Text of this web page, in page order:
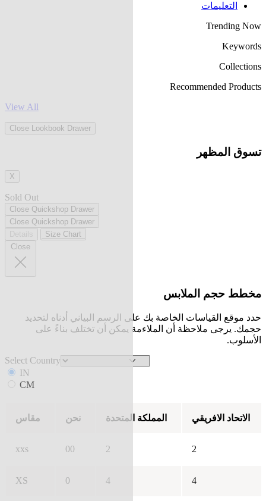
التعليمات
Trending Now
Keywords
Collections
Recommended Products
View All
Close Lookbook Drawer
تسوق المظهر
X
Sold Out
Close Quickshop Drawer
Close Quickshop Drawer
Size Chart
Close
مخطط حجم الملابس
حدد موقع القياسات الخاصة بك على الرسم البياني أدناه لتحديد
حجمك. يرجى ملاحظة أن الملاءمة يمكن أن تختلف بناءً على
الأسلوب.
Select Country
IN
CM
مقاس نحن المملكة المتحدة الاتحاد الافريقي
xxs 00 2 2
XS 0 4 4